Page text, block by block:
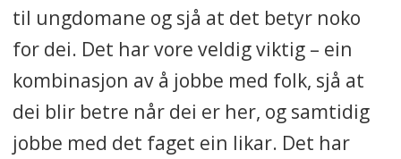
til ungdomane og sjå at det betyr noko
for dei. Det har vore veldig viktig – ein
kombinasjon av å jobbe med folk, sjå at
dei blir betre når dei er her, og samtidig
jobbe med det faget ein likar. Det har